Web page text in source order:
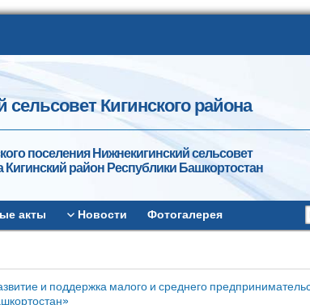
сельсовет Кигинского района
поселения Нижнекигинский сельсовет
район Республики Башкортостан
акты Новости Фотогалерея
и поддержка малого и среднего